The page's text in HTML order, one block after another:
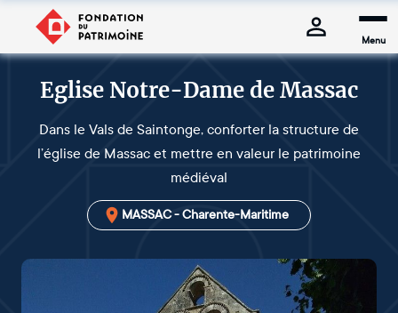
Menu
Eglise Notre-Dame de Massac
Dans le Vals de Saintonge, conforter la structure de
l’église de Massac et mettre en valeur le patrimoine
médiéval
MASSAC - Charente-Maritime